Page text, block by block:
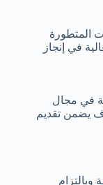
في مجال
يضمن تقديم
المتطورة
في إنجاز
وبالتزام